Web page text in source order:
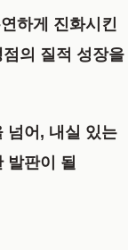
하게 진화시킨
의 질적 성장을
넘어, 내실 있는
발판이 될